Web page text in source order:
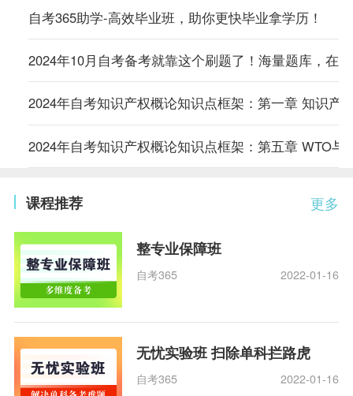
自考365助学-高效毕业班，助你更快毕业拿学历！
2024年10月自考备考就靠这个刷题了！海量题库，在
2024年自考知识产权概论知识点框架：第一章 知识产
2024年自考知识产权概论知识点框架：第五章 WTO与
更多
课程推荐
整专业保障班
自考365 2022-01-16
无忧实验班 扫除单科拦路虎
自考365 2022-01-16